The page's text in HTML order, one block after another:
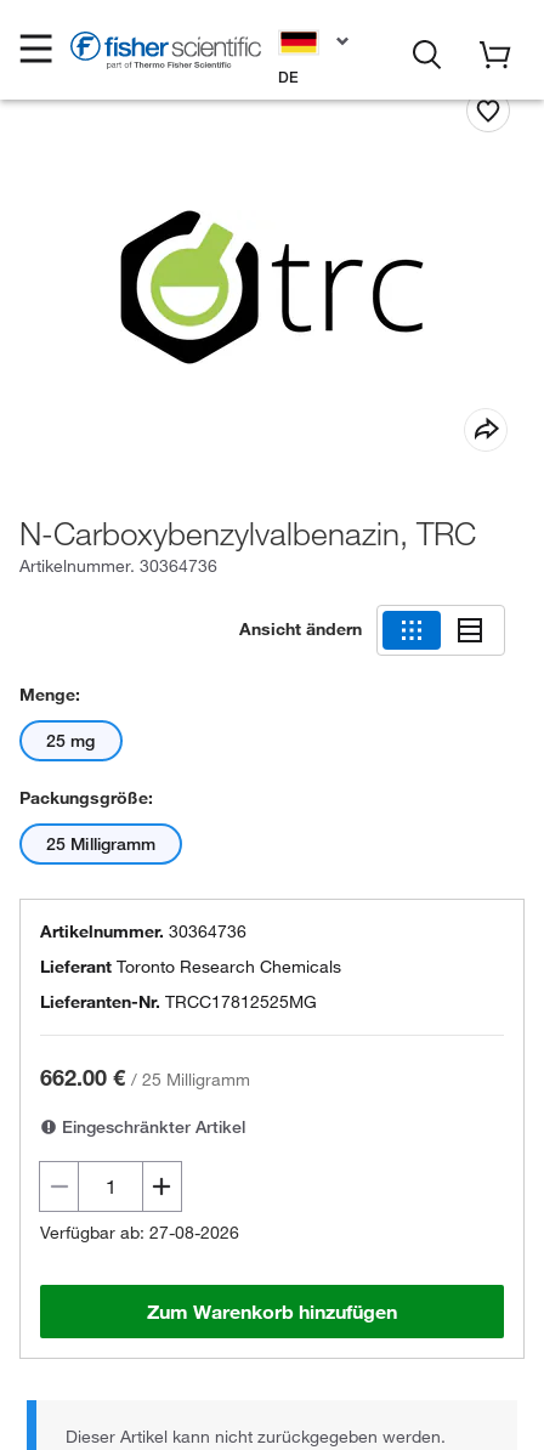
DE
N-Carboxybenzylvalbenazin, TRC
Artikelnummer. 30364736
Ansicht ändern
Menge:
25 mg
Packungsgröße:
25 Milligramm
Artikelnummer. 30364736
Lieferant Toronto Research Chemicals
Lieferanten-Nr. TRCC17812525MG
662.00 € / 25 Milligramm
Eingeschränkter Artikel
Verfügbar ab: 27-08-2026
Zum Warenkorb hinzufügen
Dieser Artikel kann nicht zurückgegeben werden.